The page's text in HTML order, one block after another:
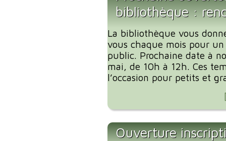
bibliothèque :
La bibliothèque vous
vous chaque mois pour
public. Prochaine date à
mai, de 10h à 12h. Ces
l’occasion pour petits et
Ouverture